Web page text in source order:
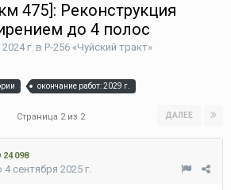
475]: Реконструкция
до 4 полос
г. в Р-256 «Чуйский тракт»
окончание работ: 2029 г.
ДАЛЕЕ
Страница 2 из 2
24 098
4 сентября 2025 г.